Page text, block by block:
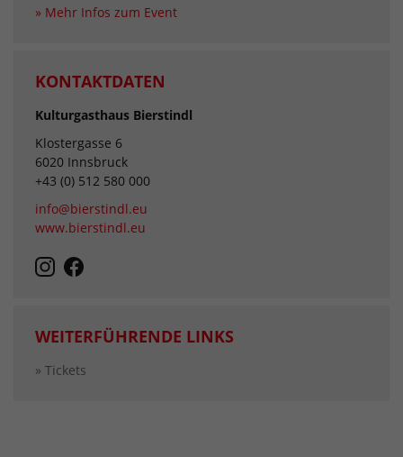
» Mehr Infos zum Event
KONTAKTDATEN
Kulturgasthaus Bierstindl
Klostergasse 6
6020 Innsbruck
+43 (0) 512 580 000
info@bierstindl.eu
www.bierstindl.eu
WEITERFÜHRENDE LINKS
» Tickets